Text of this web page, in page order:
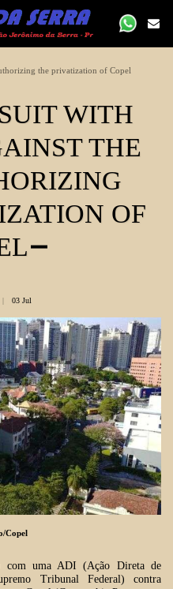
the privatization of Copel
WITH
THE
OF
03 Jul
Copel
com uma ADI (Ação Direta de
Tribunal Federal) contra